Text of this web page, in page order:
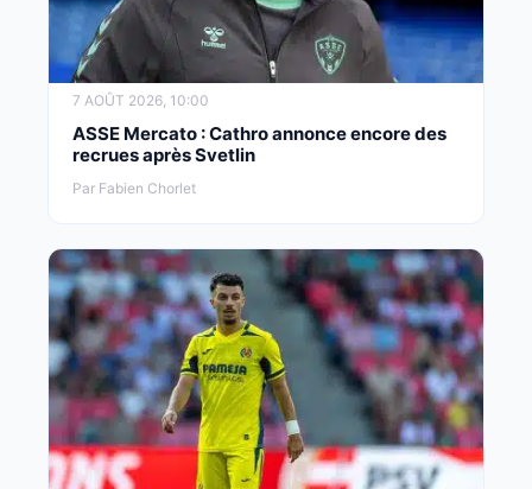
7 AOÛT 2026, 10:00
ASSE Mercato : Cathro annonce encore des
recrues après Svetlin
Par Fabien Chorlet